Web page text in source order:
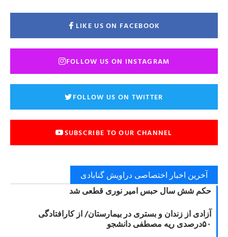
LIKE US ON FACEBOOK
FOLLOW US ON INSTAGRAM
FOLLOW US ON TWITTER
SUBSCRIBE TO OUR CHANNEL
آخرین اخبار اختصاصی دراویش گنابادی
حکم شش سال حبس امیر نوری قطعی شد
آزادی از زندان و بستری در بیمارستان/ از کارافتادگی
۵۰درصدی ریه مصطفی دانشجو